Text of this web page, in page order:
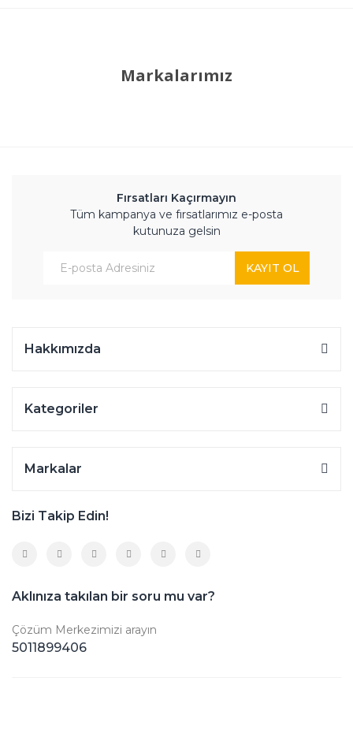
Markalarımız
Fırsatları Kaçırmayın
Tüm kampanya ve fırsatlarımız e-posta
kutunuza gelsin
KAYIT OL
Hakkımızda
Kategoriler
Markalar
Bizi Takip Edin!
Aklınıza takılan bir soru mu var?
Çözüm Merkezimizi arayın
5011899406